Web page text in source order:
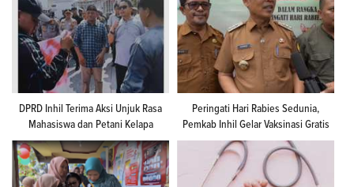
DPRD Inhil Terima Aksi Unjuk Rasa
Mahasiswa dan Petani Kelapa
Peringati Hari Rabies Sedunia,
Pemkab Inhil Gelar Vaksinasi Gratis